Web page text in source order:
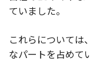
ていました。
これらについては
なパートを占めて